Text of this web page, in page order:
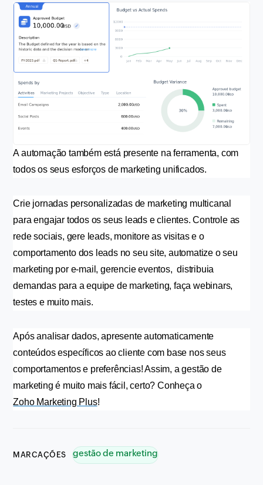
A automação também está presente na ferramenta, com
todos os seus esforços de marketing unificados.
Crie jornadas personalizadas de marketing multicanal
para engajar todos os seus leads e clientes. Controle as
rede sociais, gere leads, monitore as visitas e o
comportamento dos leads no seu site, automatize o seu
marketing por e-mail, gerencie eventos,  distribuia
demandas para a equipe de marketing, faça webinars,
testes e muito mais.
Após analisar dados, apresente automaticamente
conteúdos específicos ao cliente com base nos seus
comportamentos e preferências! Assim, a gestão de
marketing é muito mais fácil, certo? Conheça o
Zoho Marketing Plus!
MARCAÇÕES gestão de marketing